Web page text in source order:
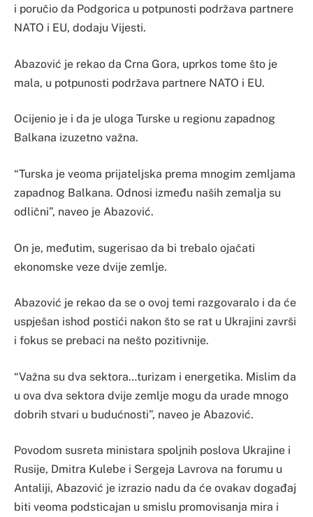
i poručio da Podgorica u potpunosti podržava partnere
NATO i EU, dodaju Vijesti.
Abazović je rekao da Crna Gora, uprkos tome što je
mala, u potpunosti podržava partnere NATO i EU.
Ocijenio je i da je uloga Turske u regionu zapadnog
Balkana izuzetno važna.
“Turska je veoma prijateljska prema mnogim zemljama
zapadnog Balkana. Odnosi između naših zemalja su
odlični”, naveo je Abazović.
On je, međutim, sugerisao da bi trebalo ojačati
ekonomske veze dvije zemlje.
Abazović je rekao da se o ovoj temi razgovaralo i da će
uspješan ishod postići nakon što se rat u Ukrajini završi
i fokus se prebaci na nešto pozitivnije.
“Važna su dva sektora…turizam i energetika. Mislim da
u ova dva sektora dvije zemlje mogu da urade mnogo
dobrih stvari u budućnosti”, naveo je Abazović.
Povodom susreta ministara spoljnih poslova Ukrajine i
Rusije, Dmitra Kulebe i Sergeja Lavrova na forumu u
Antaliji, Abazović je izrazio nadu da će ovakav događaj
biti veoma podsticajan u smislu promovisanja mira i